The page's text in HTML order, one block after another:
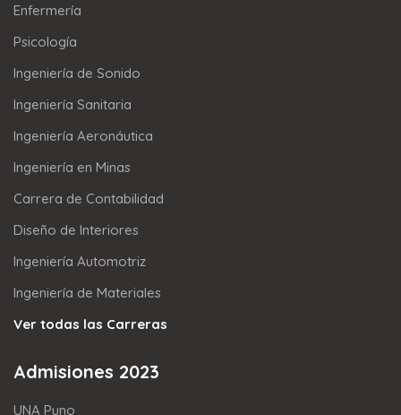
Enfermería
Psicología
Ingeniería de Sonido
Ingeniería Sanitaria
Ingeniería Aeronáutica
Ingeniería en Minas
Carrera de Contabilidad
Diseño de Interiores
Ingeniería Automotriz
Ingeniería de Materiales
Ver todas las Carreras
Admisiones 2023
UNA Puno